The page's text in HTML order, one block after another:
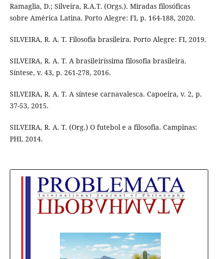
Ramaglia, D.; Silveira, R.A.T. (Orgs.). Miradas filosóficas
sobre América Latina. Porto Alegre: FI, p. 164-188, 2020.
SILVEIRA, R. A. T. Filosofia brasileira. Porto Alegre: FI, 2019.
SILVEIRA, R. A. T. A brasileiríssima filosofia brasileira.
Síntese, v. 43, p. 261-278, 2016.
SILVEIRA, R. A. T. A síntese carnavalesca. Capoeira, v. 2, p.
37-53, 2015.
SILVEIRA, R. A. T. (Org.) O futebol e a filosofia. Campinas:
PHI, 2014.